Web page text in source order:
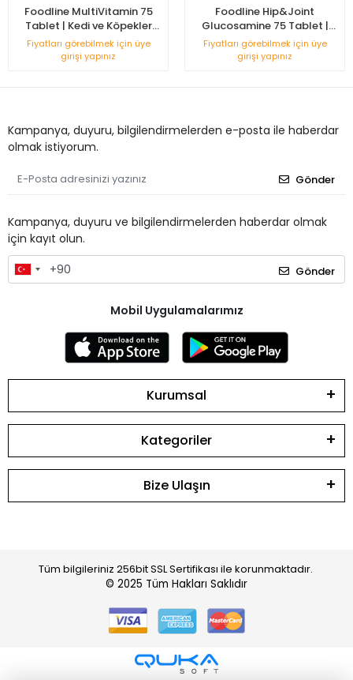
Foodline MultiVitamin 75
Tablet | Kedi ve Köpekler
İçin Bağışıklık Destekleyici
Fiyatları görebilmek için üye
girişi yapınız
Foodline Hip&Joint
Glucosamine 75 Tablet |
Kedi ve Köpekler için Eklem
Sağlığını Destekleyici
Fiyatları görebilmek için üye
girişi yapınız
Kampanya, duyuru, bilgilendirmelerden e-posta ile haberdar
olmak istiyorum.
Gönder
Kampanya, duyuru ve bilgilendirmelerden haberdar olmak
için kayıt olun.
Gönder
Mobil Uygulamalarımız
Kurumsal
Kategoriler
Bize Ulaşın
Tüm bilgileriniz 256bit SSL Sertifikası ile korunmaktadır.
© 2025 Tüm Hakları Saklıdır